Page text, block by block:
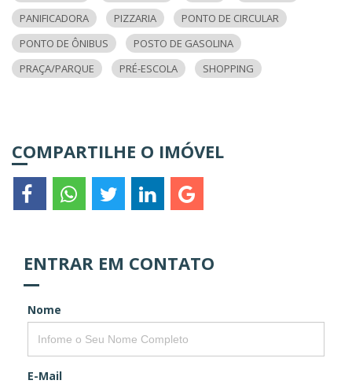
PANIFICADORA PIZZARIA
PONTO DE CIRCULAR
PONTO DE ÔNIBUS
POSTO DE GASOLINA
PRAÇA/PARQUE
PRÉ-ESCOLA SHOPPING
COMPARTILHE O IMÓVEL
ENTRAR EM CONTATO
Nome
E-Mail